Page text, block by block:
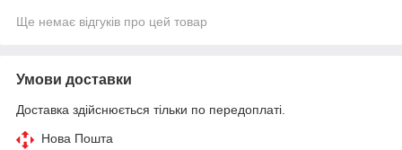
Ще немає відгуків про цей товар
Умови доставки
Доставка здійснюється тільки по передоплаті.
Нова Пошта